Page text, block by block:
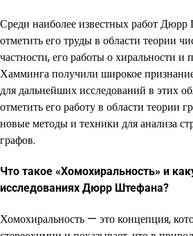
Среди наиболее известных работ
отметить его труды в области теории
частности, его работы о хиральности и
Хамминга получили широкое
для дальнейших исследований в этих
отметить его работу в области теории
новые методы и техники для анализа
графов.
Что такое «Хомохиральность» и
исследованиях Дюрр Штефана?
Хомохиральность — это концепция,